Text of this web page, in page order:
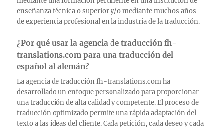
enseñanza técnica o superior y/o mediante muchos años
de experiencia profesional en la industria de la traducción.
¿Por qué usar la agencia de traducción fh-
translations.com para una traducción del
español al alemán?
La agencia de traducción fh-translations.com ha
desarrollado un enfoque personalizado para proporcionar
una traducción de alta calidad y competente. El proceso de
traducción optimizado permite una rápida adaptación del
texto a las ideas del cliente. Cada petición, cada deseo y cada